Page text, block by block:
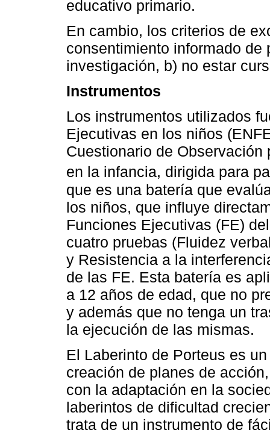
educativo primario.
En cambio, los criterios de
consentimiento informado
investigación, b) no estar
Instrumentos
Los instrumentos utilizados
Ejecutivas en los niños
Cuestionario de
en la infancia, dirigida para
que es una batería que
los niños, que influye
Funciones Ejecutivas (FE)
cuatro pruebas (Fluidez
y Resistencia a la
de las FE. Esta batería es
a 12 años de edad, que no
y además que no tenga un
la ejecución de las mismas.
El Laberinto de Porteus es
creación de planes de
con la adaptación en la
laberintos de dificultad
trata de un instrumento de